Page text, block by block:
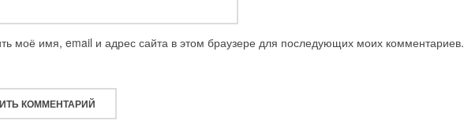
моё имя, email и адрес сайта в этом браузере для последующих моих комментариев.